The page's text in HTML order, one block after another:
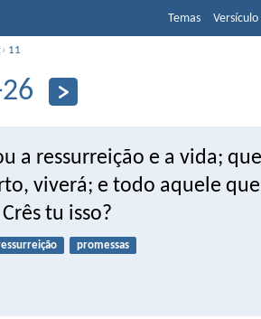
Temas
› 11
a ressurreição e a vida;
viverá; e todo aquele
tu isso?
promessas